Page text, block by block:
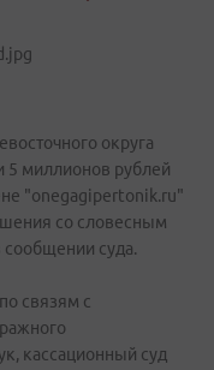
округа
5 миллионов рублей
"onegagipertonik.ru"
со словесным
суда.
связям с
кассационный суд